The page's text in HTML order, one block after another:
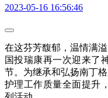
2023-05-16 16:56:46
在这芬芳馥郁，温情满
国投瑞康再一次迎来了
节。为继承和弘扬南丁
护理工作质量全面提升